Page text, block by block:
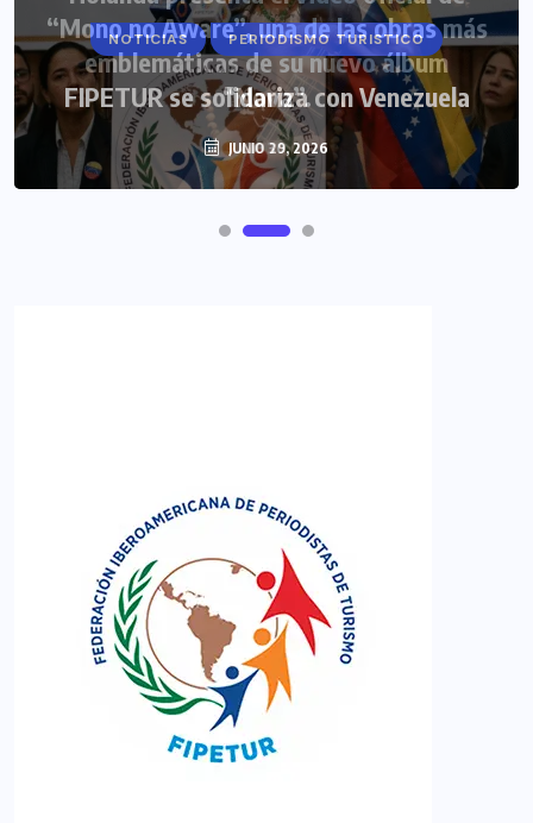
NOTICIAS PERIODISMO TURISTICO
FIPETUR se solidariza con Venezuela
JUNIO 29, 2026